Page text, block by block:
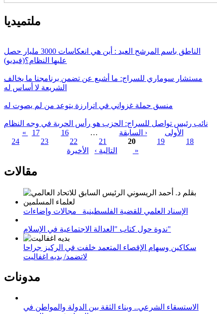
ملتميديا
الناطق باسم المرشح العيد : أين هي انعكاسات 3000 مليار حصل
عليها النظام؟(فيديو)
مستشار سوماري للسراج: ما أشيع عن تضمن برنامجنا ما يخالف
الشريعة لا أساس له
منسق حملة غزواني في اترارزة يتوعد من لم يصوت له
نائب رئيس تواصل للسراج: الحزب هو رأس الحربة في وجه النظام
الصفحات
« الأولى ‹ السابقة …
16
17
18
19
20
21
22
23
24
التالية ›
الأخيرة »
مقالات
الإسناد العلمي للقضية الفلسطينية_ مجالات وإضاءات
ندوة حول كتاب "العدالة الاجتماعية في الإسلام"
سكاكين وسهام الإقصاء المتعمد خلفت في الركيز جراحا
لاتضمد/ بديه اغفاليت
مدونات
الاستسقاء الشرعي.. وبناء الثقة بين الدولة والمواطن في